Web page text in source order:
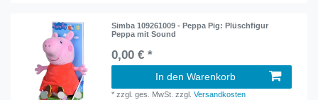
Simba 109261009 - Peppa Pig: Plüschfigur
Peppa mit Sound
0,00 € *
In den Warenkorb
*zzgl. ges. MwSt. zzgl.Versandkosten